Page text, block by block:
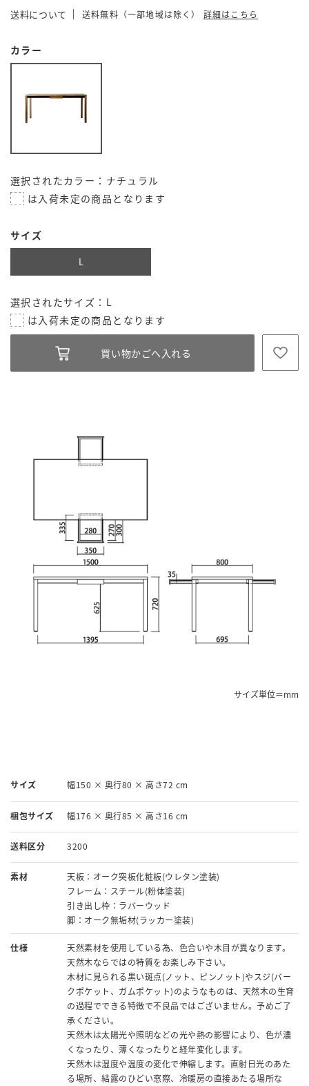
送料について 送料無料（一部地域は除く） 詳細はこちら
カラー
選択されたカラー：ナチュラル
サイズ
L
選択されたサイズ：L
サイズ単位＝mm
サイズ 幅150 × 奥行80 × 高さ72 cm
梱包サイズ 幅176 × 奥行85 × 高さ16 cm
送料区分 3200
素材
天板：オーク突板化粧板(ウレタン塗装)
フレーム：スチール(粉体塗装)
引き出し枠：ラバーウッド
脚：オーク無垢材(ラッカー塗装)
仕様
天然素材を使用している為、色合いや木目が異なります。
天然木ならではの特質をお楽しみ下さい。
木材に見られる黒い斑点(ノット、ピンノット)やスジ(バー
クポケット、ガムポケット)のようなものは、天然木の生育
の過程でできる特徴で不良品ではございません。予めご了
承ください。
天然木は太陽光や照明などの光や熱の影響により、色が濃
くなったり、薄くなったりと経年変化します。
天然木は湿度や温度の変化で伸縮します。直射日光のあた
る場所、結露のひどい窓際、冷暖房の直接あたる場所な